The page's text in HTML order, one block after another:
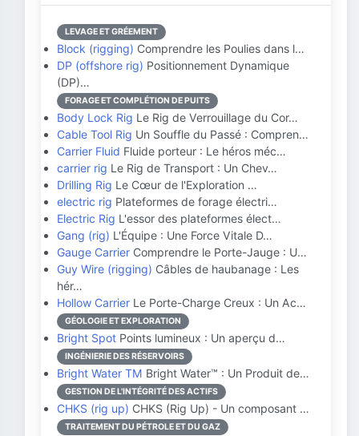
LEVAGE ET GRÉEMENT
Block (rigging) Comprendre les Poulies dans l…
DP (offshore rig) Positionnement Dynamique
(DP)…
FORAGE ET COMPLÉTION DE PUITS
Body Lock Rig Le Rig de Verrouillage du Cor…
Cable Tool Rig Un Souffle du Passé : Compren…
Carrier Fluid Fluide porteur : Le héros méc…
carrier rig Le Rig de Transport : Un Chev…
Drilling Rig Le Cœur de l'Exploration …
electric rig Plateformes de forage électri…
Electric Rig L'essor des plateformes élect…
Gang (rig) L'Équipe : Une Force Vitale D…
Gauge Carrier Comprendre le Porte-Jauge : U…
Guy Wire (rigging) Câbles de haubanage : Les
hér…
Hollow Carrier Le Porte-Charge Creux : Un Ac…
GÉOLOGIE ET EXPLORATION
Bright Spot Points lumineux : Un aperçu d…
INGÉNIERIE DES RÉSERVOIRS
Bright Water TM Bright Water™ : Un Produit de…
GESTION DE L'INTÉGRITÉ DES ACTIFS
CHKS (rig up) CHKS (Rig Up) - Un composant …
TRAITEMENT DU PÉTROLE ET DU GAZ